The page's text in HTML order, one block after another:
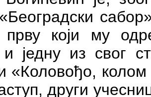
који му
и једну из свог
«Коловођо,
други